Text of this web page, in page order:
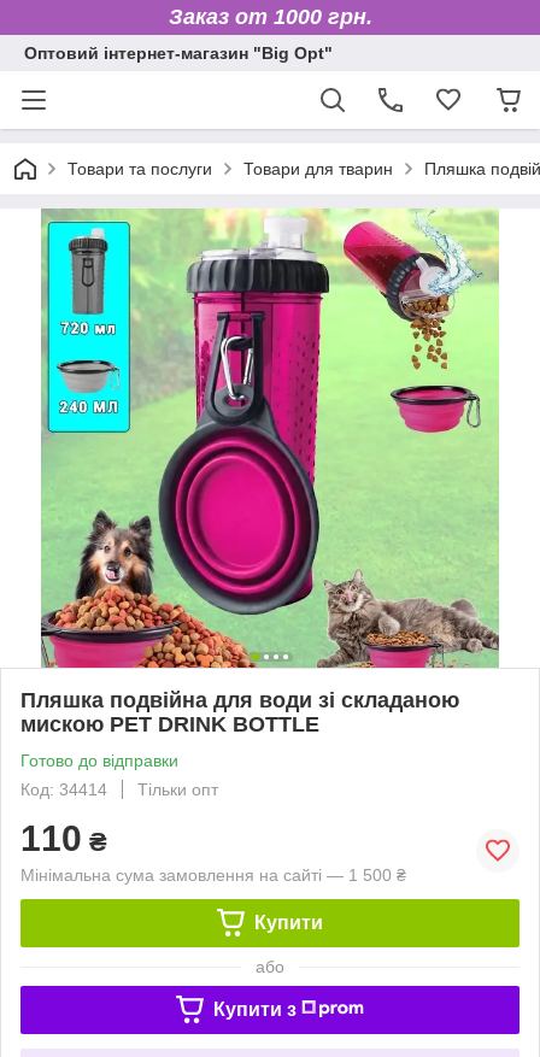
Заказ от 1000 грн.
Оптовий інтернет-магазин "Big Opt"
Товари та послуги Товари для тварин Пляшка
Пляшка подвійна для води зі складаною
мискою PET DRINK BOTTLE
Готово до відправки
Код: 34414
Тільки опт
110 ₴
Мінімальна сума замовлення на сайті — 1 500 ₴
Купити
або
Купити з